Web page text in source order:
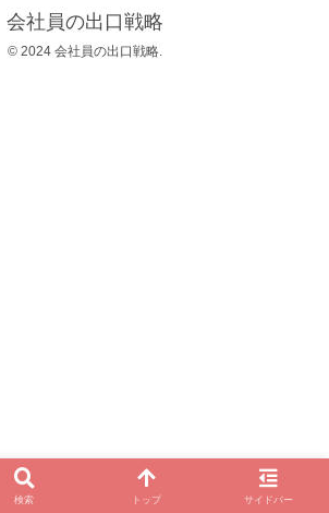
会社員の出口戦略
© 2024 会社員の出口戦略.
検索 トップ サイドバー